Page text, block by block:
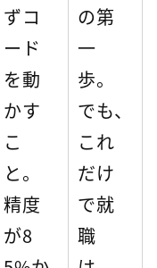
ずコ
ード
を動
かす
こ
と。
精度
が8
の第
一
歩。
でも、
これ
だけ
で就
職